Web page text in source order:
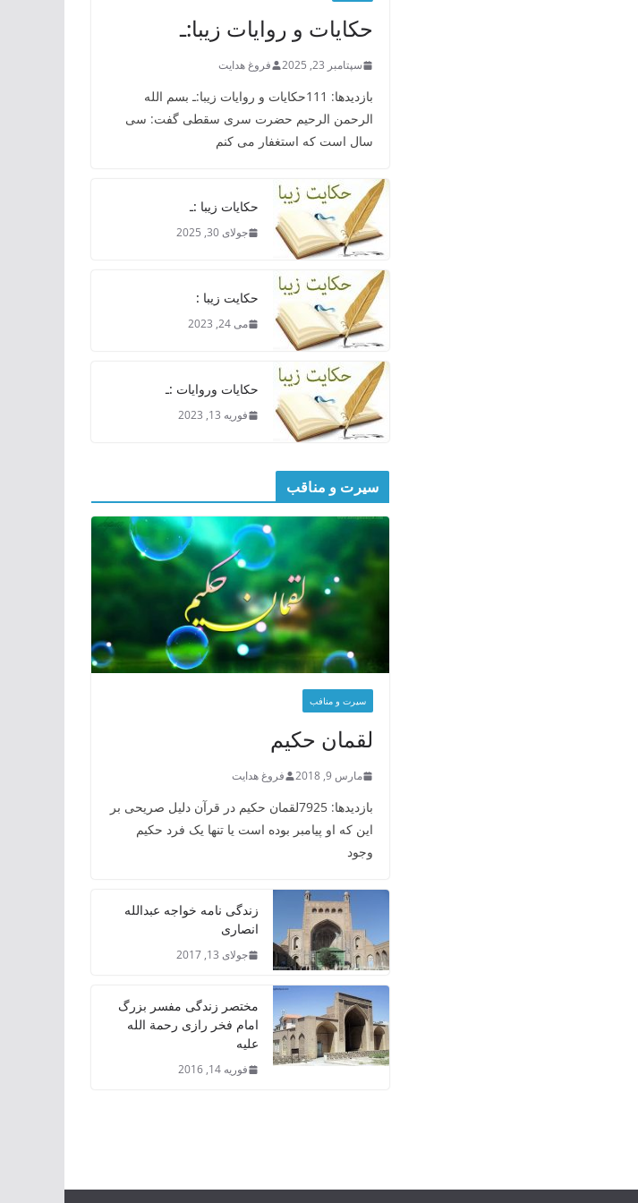
حکایات و روایات زیبا:ـ
سپتامبر 23, 2025 فروغ هدایت
بازدیدها: 111حکایات و روایات زیبا:ـ بسم الله
الرحمن الرحیم حضرت سری سقطی گفت: سی
سال است که استغفار می کنم
حکایات زیبا :ـ
جولای 30, 2025
حکایت زیبا :
می 24, 2023
حکایات وروایات :ـ
فوریه 13, 2023
سیرت و مناقب
سیرت و منافب
لقمان حکیم
مارس 9, 2018 فروغ هدایت
بازدیدها: 7925لقمان حکیم در قرآن دلیل صریحی بر
این که او پیامبر بوده است یا تنها یک فرد حکیم
وجود
زندگی نامه خواجه عبدالله
انصاری
جولای 13, 2017
مختصر زندگی مفسر بزرگ
امام فخر رازی رحمة الله
علیه
فوریه 14, 2016